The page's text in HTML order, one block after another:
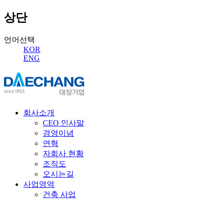
상단
언어선택
KOR
ENG
회사소개
CEO 인사말
경영이념
연혁
자회사 현황
조직도
오시는길
사업영역
건축 사업